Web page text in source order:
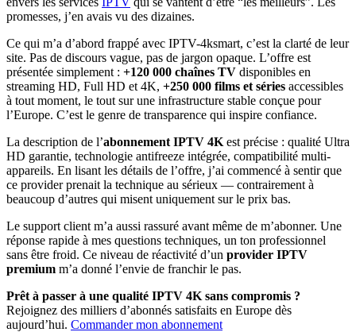
promesses, j’en avais vu des dizaines.
Ce qui m’a d’abord frappé avec IPTV-4ksmart, c’est la clarté de leur
site. Pas de discours vague, pas de jargon opaque. L’offre est
présentée simplement : +120 000 chaînes TV disponibles en
streaming HD, Full HD et 4K, +250 000 films et séries accessibles
à tout moment, le tout sur une infrastructure stable conçue pour
l’Europe. C’est le genre de transparence qui inspire confiance.
La description de l’abonnement IPTV 4K est précise : qualité Ultra
HD garantie, technologie antifreeze intégrée, compatibilité multi-
appareils. En lisant les détails de l’offre, j’ai commencé à sentir que
ce provider prenait la technique au sérieux — contrairement à
beaucoup d’autres qui misent uniquement sur le prix bas.
Le support client m’a aussi rassuré avant même de m’abonner. Une
réponse rapide à mes questions techniques, un ton professionnel
sans être froid. Ce niveau de réactivité d’un provider IPTV
premium m’a donné l’envie de franchir le pas.
Prêt à passer à une qualité IPTV 4K sans compromis ?
Rejoignez des milliers d’abonnés satisfaits en Europe dès
aujourd’hui. Commander mon abonnement